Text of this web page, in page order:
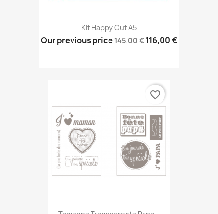
Kit Happy Cut A5
Our previous price145,00 € 116,00 €
favorite_border